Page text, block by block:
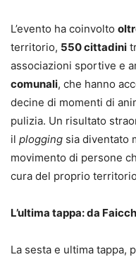
L’evento ha coinvolto
territorio, 550 cittadini
associazioni sportive e
comunali, che hanno
decine di momenti di
pulizia. Un risultato
il plogging sia diventato
movimento di persone
cura del proprio
L’ultima tappa: da
La sesta e ultima tappa,